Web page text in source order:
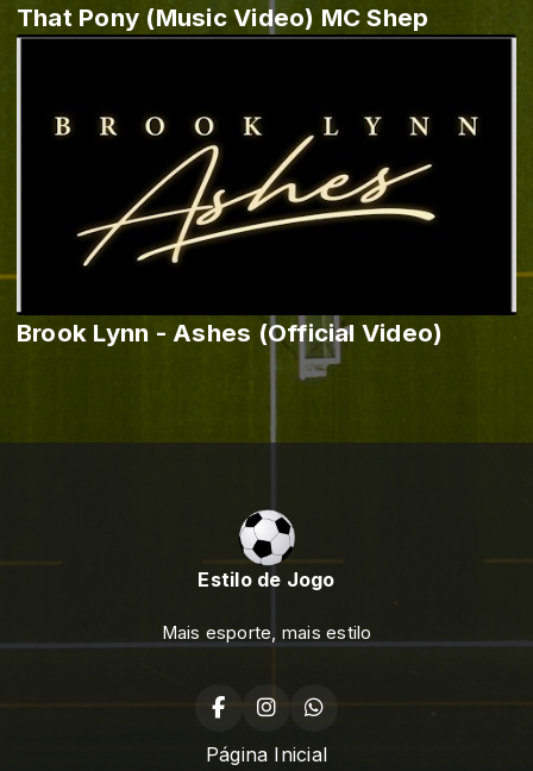
That Pony (Music Video) MC Shep
Brook Lynn - Ashes (Official Video)
Estilo de Jogo
Mais esporte, mais estilo
Página Inicial